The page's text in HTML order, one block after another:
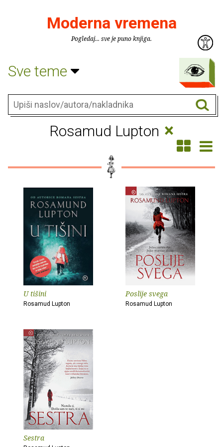
Moderna vremena
Pogledaj... sve je puno knjiga.
Sve teme
Rosamud Lupton ×
U tišini
Rosamud Lupton
Poslije svega
Rosamud Lupton
Sestra